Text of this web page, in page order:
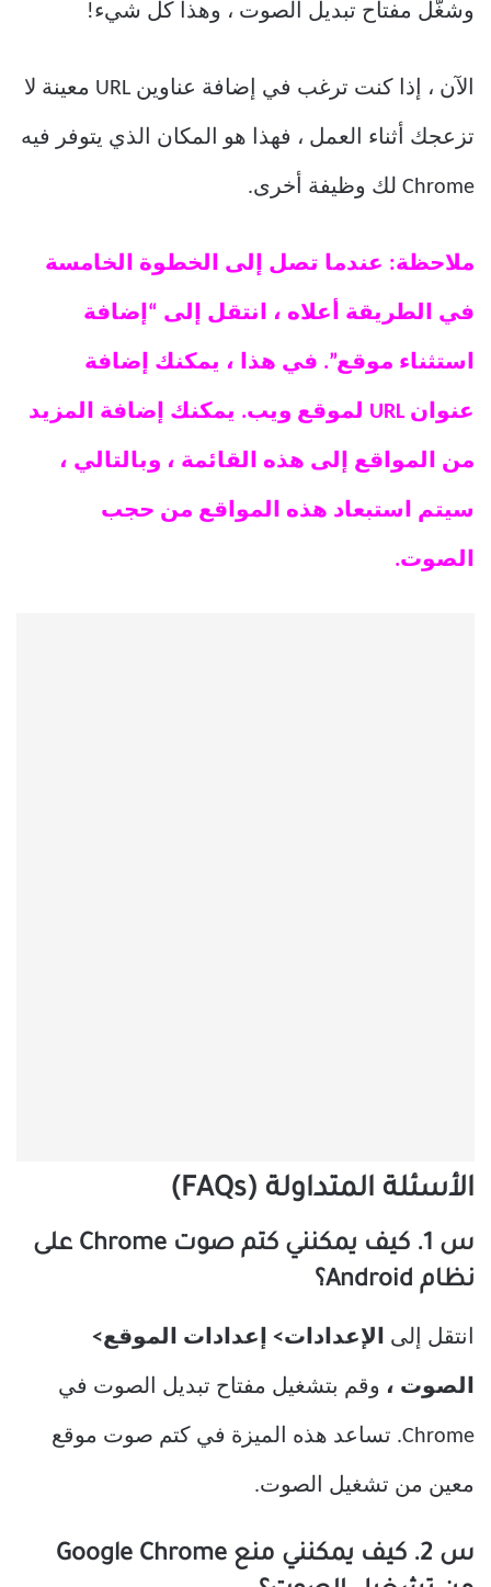
وشغّل مفتاح تبديل الصوت ، وهذا كل شيء!
الآن ، إذا كنت ترغب في إضافة عناوين URL معينة لا
تزعجك أثناء العمل ، فهذا هو المكان الذي يتوفر فيه
Chrome لك وظيفة أخرى.
ملاحظة: عندما تصل إلى الخطوة الخامسة
في الطريقة أعلاه ، انتقل إلى “إضافة
استثناء موقع”. في هذا ، يمكنك إضافة
عنوان URL لموقع ويب. يمكنك إضافة المزيد
من المواقع إلى هذه القائمة ، وبالتالي ،
سيتم استبعاد هذه المواقع من حجب
الصوت.
الأسئلة المتداولة (FAQs)
س 1. كيف يمكنني كتم صوت Chrome على
نظام Android؟
انتقل إلى الإعدادات> إعدادات الموقع>
الصوت ، وقم بتشغيل مفتاح تبديل الصوت في
Chrome. تساعد هذه الميزة في كتم صوت موقع
معين من تشغيل الصوت.
س 2. كيف يمكنني منع Google Chrome